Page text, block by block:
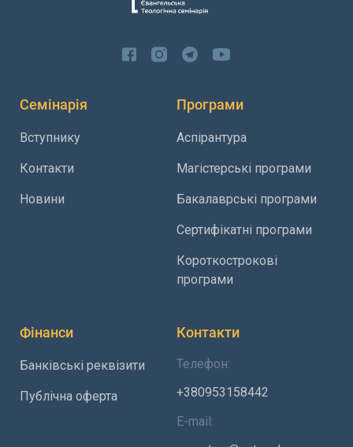
Семінарія
Вступнику
Контакти
Новини
Програми
Аспірантура
Магістерські програми
Бакалаврські програми
Сертифікатні програми
Короткострокові
програми
Фінанси
Банківські реквізити
Публічна оферта
Контакти
Телефон:
+380953158442
E-mail: